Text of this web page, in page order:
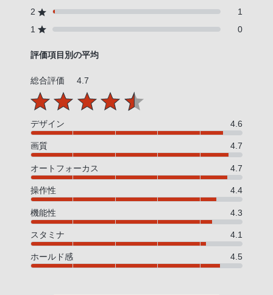
2
1
1
0
評価項目別の平均
総合評価 4.7
デザイン 4.6
画質 4.7
オートフォーカス 4.7
操作性 4.4
機能性 4.3
スタミナ 4.1
ホールド感 4.5